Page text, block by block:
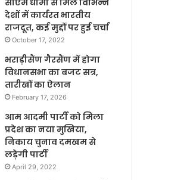
सीएम धामी से मिले विभिन्न
देशों में कार्यरत भारतीय
राजदूत, कई मुद्दों पर हुई चर्चा
October 17, 2022
भराड़ीसैंण गैरसैंण में होगा
विधानसभा का बजट सत्र,
तारीखों का ऐलान
February 17, 2026
आम आदमी पार्टी को मिला
प्रदेश का नया मुखिया,
निकाय चुनाव दमखम से
लड़ेगी पार्टी
April 29, 2022